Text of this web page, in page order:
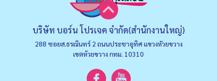
บริษัท บอร์น โปรเจค จำกัด(สำนักงานใหญ่)
288 ซอยส.ธรณินทร์ 2 ถนนประชาอุทิศ แขวงหัวยขวาง
เขตห้วยขวาง กทม. 10310